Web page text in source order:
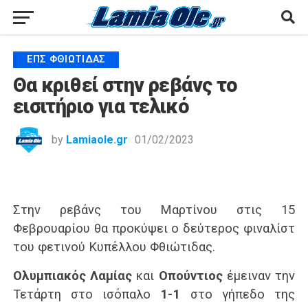
ΕΠΣ ΦΘΙΏΤΙΔΑΣ
Θα κριθεί στην ρεβάνς το
εισιτήριο για τελικό
by Lamiaole.gr 01/02/2023
Στην ρεβάνς του Μαρτίνου στις 15
Φεβρουαρίου θα προκύψει ο δεύτερος φιναλίστ
του φετινού Κυπέλλου Φθιώτιδας.
Ολυμπιακός Λαμίας και Οπούντιοςέμειναν την
Τετάρτη στο ισόπαλο 1-1
στο γήπεδο της